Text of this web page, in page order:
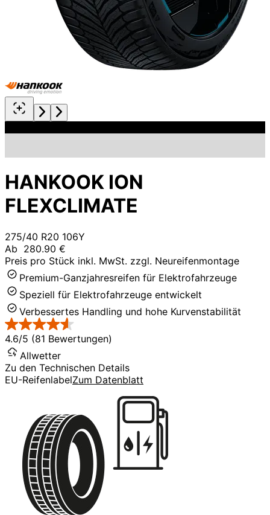
HANKOOK ION
FLEXCLIMATE
275/40 R20 106Y
Ab 280.90 €
Preis pro Stück inkl. MwSt. zzgl. Neureifenmontage
Premium-Ganzjahresreifen für Elektrofahrzeuge
Speziell für Elektrofahrzeuge entwickelt
Verbessertes Handling und hohe Kurvenstabilität
4.6/5 (81 Bewertungen)
Allwetter
Zu den Technischen Details
EU-ReifenlabelZum Datenblatt